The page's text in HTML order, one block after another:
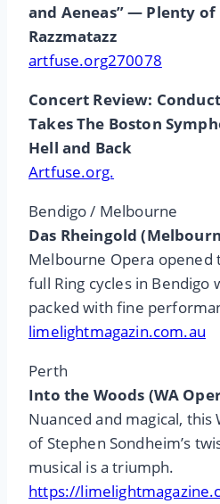
and Aeneas” — Plenty
Razzmatazz
artfuse.org270078
Concert Review:
Takes The Boston
Hell and Back
Artfuse.org.
Bendigo / Melbourne
Das Rheingold
Melbourne Opera
full Ring cycles in Bendigo
packed with fine
limelightmagazin.com.au
Perth
Into the Woods (WA
Nuanced and magical,
of Stephen Sondheim’s
musical is a triumph.
https://